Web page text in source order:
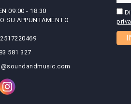
09:00 - 18:30
SU APPUNTAMENTO
581 327